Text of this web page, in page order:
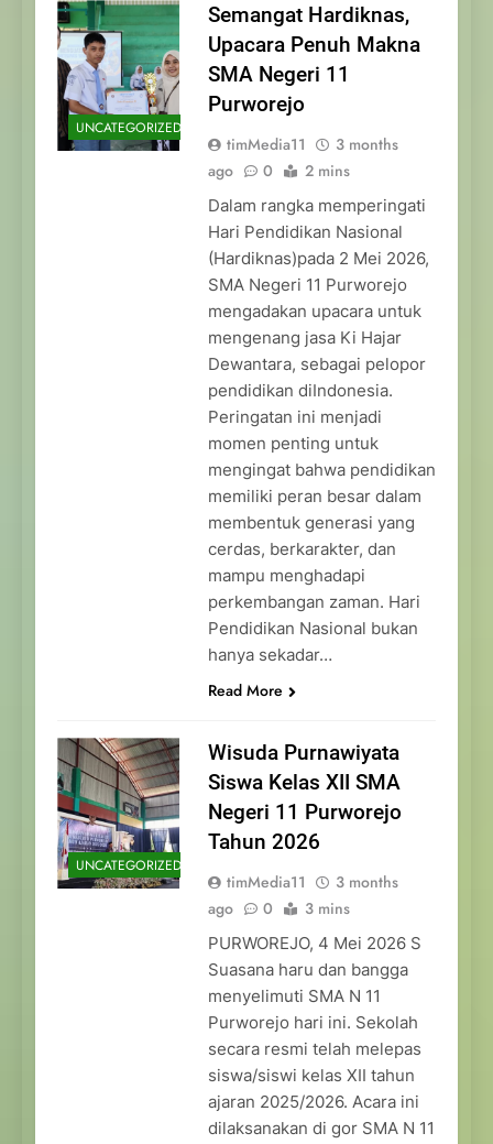
UNCATEGORIZED
Semangat Hardiknas,
Upacara Penuh Makna
SMA Negeri 11
Purworejo
timMedia11
3 months
ago
0 2 mins
Dalam rangka memperingati
Hari Pendidikan Nasional
(Hardiknas)pada 2 Mei 2026,
SMA Negeri 11 Purworejo
mengadakan upacara untuk
mengenang jasa Ki Hajar
Dewantara, sebagai pelopor
pendidikan diIndonesia.
Peringatan ini menjadi
momen penting untuk
mengingat bahwa pendidikan
memiliki peran besar dalam
membentuk generasi yang
cerdas, berkarakter, dan
mampu menghadapi
perkembangan zaman. Hari
Pendidikan Nasional bukan
hanya sekadar…
Read More
UNCATEGORIZED
Wisuda Purnawiyata
Siswa Kelas XII SMA
Negeri 11 Purworejo
Tahun 2026
timMedia11
3 months
ago
0 3 mins
PURWOREJO, 4 Mei 2026 S
Suasana haru dan bangga
menyelimuti SMA N 11
Purworejo hari ini. Sekolah
secara resmi telah melepas
siswa/siswi kelas XII tahun
ajaran 2025/2026. Acara ini
dilaksanakan di gor SMA N 11